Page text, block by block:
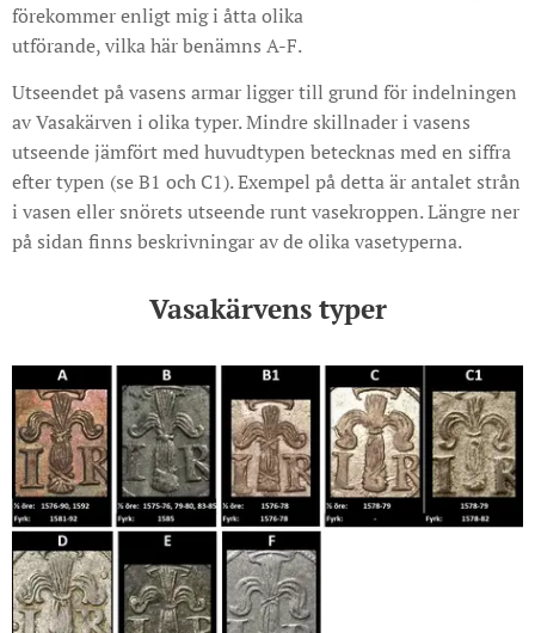
förekommer enligt mig i åtta olika
utförande, vilka här benämns A-F.
Utseendet på vasens armar ligger till grund för indelningen
av Vasakärven i olika typer. Mindre skillnader i vasens
utseende jämfört med huvudtypen betecknas med en siffra
efter typen (se B1 och C1). Exempel på detta är antalet strån
i vasen eller snörets utseende runt vasekroppen. Längre ner
på sidan finns beskrivningar av de olika vasetyperna.
Vasakärvens typer